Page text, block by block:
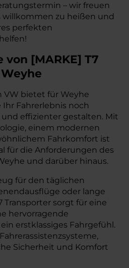
– wir freuen
willkommen zu heißen und
perfekten
von [MARKE] T7
VW bietet für Weyhe
Ihr Fahrerlebnis noch
effizienter gestalten. Mit
einem modernen
Fahrkomfort ist
für die Anforderungen des
und darüber hinaus.
für den täglichen
oder lange
Transporter sorgt für eine
hervorragende
erstklassiges Fahrgefühl.
Sicherheit und Komfort